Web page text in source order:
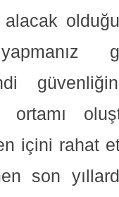
ortamı
içini rahat
son